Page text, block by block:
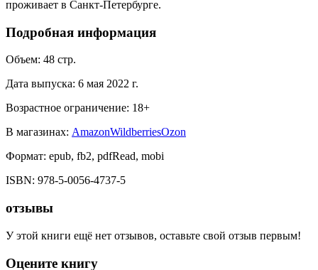
проживает в Санкт-Петербурге.
Подробная информация
Объем: 48 стр.
Дата выпуска: 6 мая 2022 г.
Возрастное ограничение: 18+
В магазинах: AmazonWildberriesOzon
Формат: epub, fb2, pdfRead, mobi
ISBN: 978-5-0056-4737-5
отзывы
У этой книги ещё нет отзывов, оставьте свой отзыв первым!
Оцените книгу